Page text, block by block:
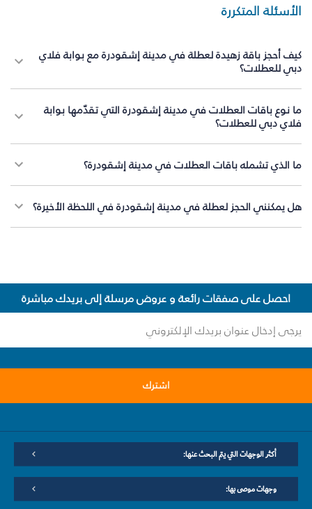
الأسئلة المتكررة
كيف أحجز باقة زهيدة لعطلة في مدينة إشقودرة مع بوابة فلاي
دبي للعطلات؟
ما نوع باقات العطلات في مدينة إشقودرة التي تقدّمها بوابة
فلاي دبي للعطلات؟
ما الذي تشمله باقات العطلات في مدينة إشقودرة؟
هل يمكنني الحجز لعطلة في مدينة إشقودرة في اللحظة الأخيرة؟
احصل على صفقات رائعة و عروض مرسلة إلى بريدك مباشرة
اشترك
أكثر الوجهات التي يتم البحث عنها:
وجهات موصى بها: